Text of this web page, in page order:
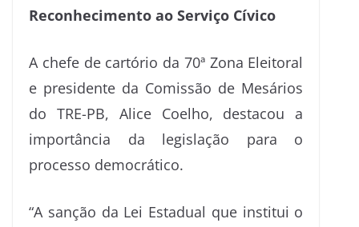
Reconhecimento ao Serviço Cívico
A chefe de cartório da 70ª Zona Eleitoral
e presidente da Comissão de Mesários
do TRE-PB, Alice Coelho, destacou a
importância da legislação para o
processo democrático.
“A sanção da Lei Estadual que institui o